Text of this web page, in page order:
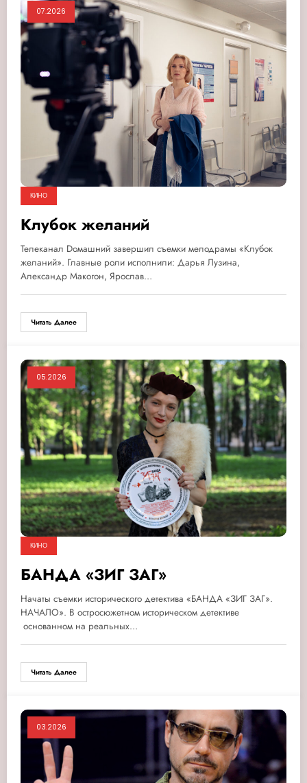
07.2026
КИНО
Клубок желаний
Телеканал Dомашний завершил съемки мелодрамы «Клубок
желаний». Главные роли исполнили: Дарья Лузина,
Александр Макогон, Ярослав…
Читать Далее
05.2026
КИНО
БАНДА «ЗИГ ЗАГ»
Начаты съемки исторического детектива «БАНДА «ЗИГ ЗАГ».
НАЧАЛО». В остросюжетном историческом детективе
основанном на реальных…
Читать Далее
03.2026